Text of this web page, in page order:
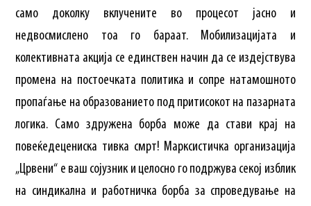
само доколку вклучените во процесот јасно и
недвосмислено тоа го бараат. Мобилизацијата и
колективната акција се единствен начин да се издејствува
промена на постоечката политика и сопре натамошното
пропаѓање на образованието под притисокот на пазарната
логика. Само здружена борба може да стави крај на
повеќедецениска тивка смрт! Марксистичка организација
„Црвени“ е ваш сојузник и целосно го подржува секој изблик
на синдикална и работничка борба за спроведување на